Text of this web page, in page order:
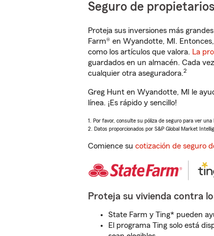
Seguro de
Proteja sus inversiones más
Farm® en Wyandotte, MI.
como los artículos que valora. La
guardados en un almacén. Cada
cualquier otra aseguradora.2
Greg Hunt en Wyandotte, MI le
línea. ¡Es rápido y sencillo!
1. Por favor, consulte su póliza de seguro para ver
2. Datos proporcionados por S&P Global Market
Comience su cotización de seguro
Proteja su vivienda contra
State Farm y Ting* pueden
El programa Ting solo está